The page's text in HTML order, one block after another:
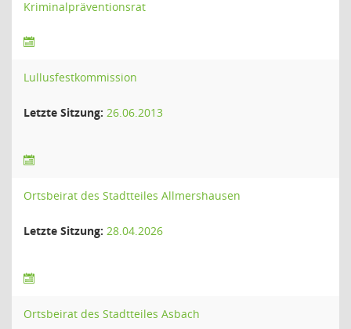
Kriminalpräventionsrat
Lullusfestkommission
Letzte Sitzung: 26.06.2013
Ortsbeirat des Stadtteiles Allmershausen
Letzte Sitzung: 28.04.2026
Ortsbeirat des Stadtteiles Asbach